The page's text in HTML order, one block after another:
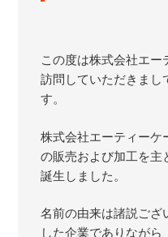
この度は株式会社エー
訪問していただきまし
す。
株式会社エーティーケ
の販売および加工を主
誕生しました。
名前の由来は諸説ござ
した企業でありなが